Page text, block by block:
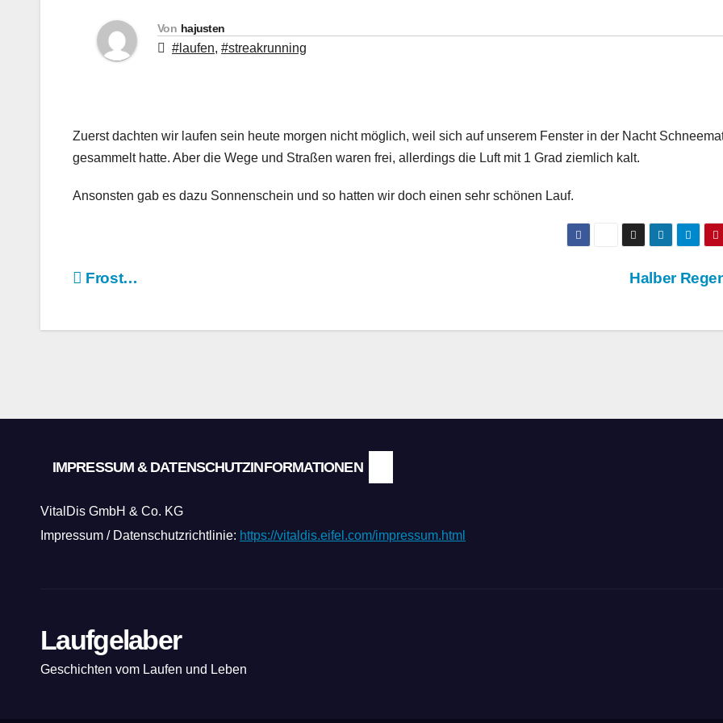
Von hajusten
#laufen, #streakrunning
Zuerst dachten wir laufen sein heute morgen nicht möglich, weil sich auf unserem Fenster in der Nacht
gesammelt hatte. Aber die Wege und Straßen waren frei, allerdings die Luft mit 1 Grad ziemlich kalt.
Ansonsten gab es dazu Sonnenschein und so hatten wir doch einen sehr schönen Lauf.
Beitragsnavigation Halber
Frost…
IMPRESSUM & DATENSCHUTZINFORMATIONEN
VitalDis GmbH & Co. KG
Impressum / Datenschutzrichtlinie: https://vitaldis.eifel.com/impressum.html
Laufgelaber
Geschichten vom Laufen und Leben